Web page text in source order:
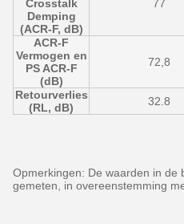
Crosstalk
Demping
(ACR-F, dB)
77
ACR-F
Vermogen en
PS ACR-F
(dB)
72,8
Retourverlies
(RL, dB)
32.8
Opmerkingen: De waarden in de
gemeten, in overeenstemming